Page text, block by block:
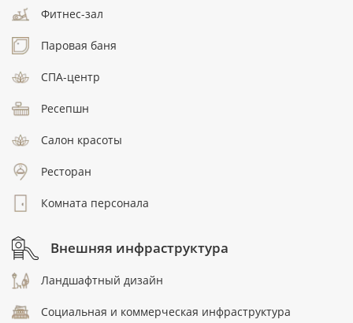
Фитнес-зал
Паровая баня
СПА-центр
Ресепшн
Салон красоты
Ресторан
Комната персонала
Внешняя инфраструктура
Ландшафтный дизайн
Социальная и коммерческая инфраструктура